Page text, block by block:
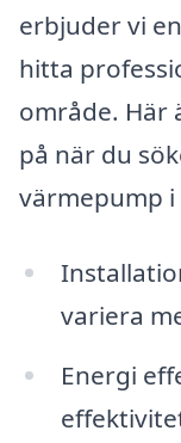
erbjuder vi
hitta
område. Här
på när du
värmepump i
variera
Energi